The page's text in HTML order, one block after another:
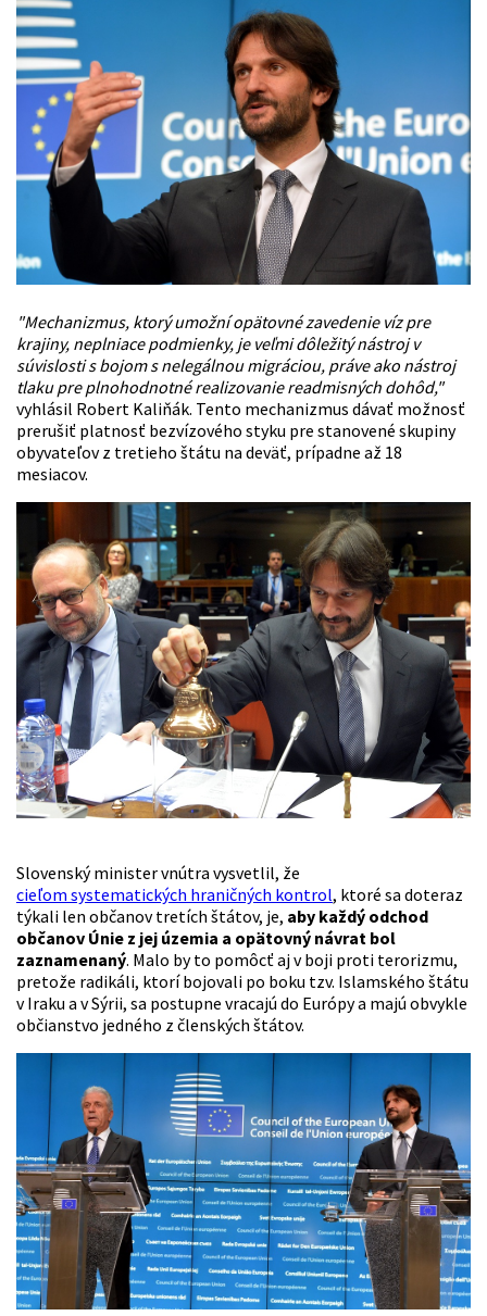
"Mechanizmus, ktorý umožní opätovné zavedenie víz pre
krajiny, neplniace podmienky, je veľmi dôležitý nástroj v
súvislosti s bojom s nelegálnou migráciou, práve ako nástroj
tlaku pre plnohodnotné realizovanie readmisných dohôd,"
vyhlásil Robert Kaliňák. Tento mechanizmus dávať možnosť
prerušiť platnosť bezvízového styku pre stanovené skupiny
obyvateľov z tretieho štátu na deväť, prípadne až 18
mesiacov.
Slovenský minister vnútra vysvetlil, že
cieľom systematických hraničných kontrol, ktoré sa doteraz
týkali len občanov tretích štátov, je, aby každý odchod
občanov Únie z jej územia a opätovný návrat bol
zaznamenaný. Malo by to pomôcť aj v boji proti terorizmu,
pretože radikáli, ktorí bojovali po boku tzv. Islamského štátu
v Iraku a v Sýrii, sa postupne vracajú do Európy a majú obvykle
občianstvo jedného z členských štátov.